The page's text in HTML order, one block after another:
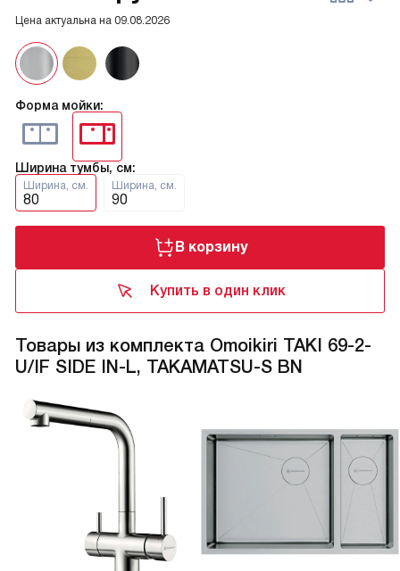
Форма мойки:
Ширина тумбы, см:
Ширина, см.
80
Ширина, см.
90
Цена актуальна на 09.08.2026
В корзину
Купить в один клик
Товары из комплекта Omoikiri TAKI 69-2-
U/IF SIDE IN-L, TAKAMATSU-S BN